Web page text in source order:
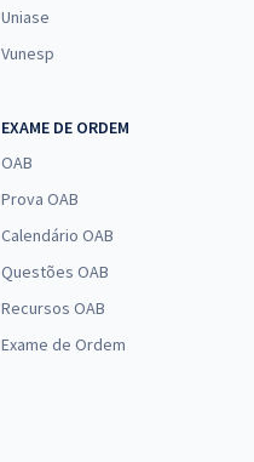
Uniase
Vunesp
EXAME DE ORDEM
OAB
Prova OAB
Calendário OAB
Questões OAB
Recursos OAB
Exame de Ordem